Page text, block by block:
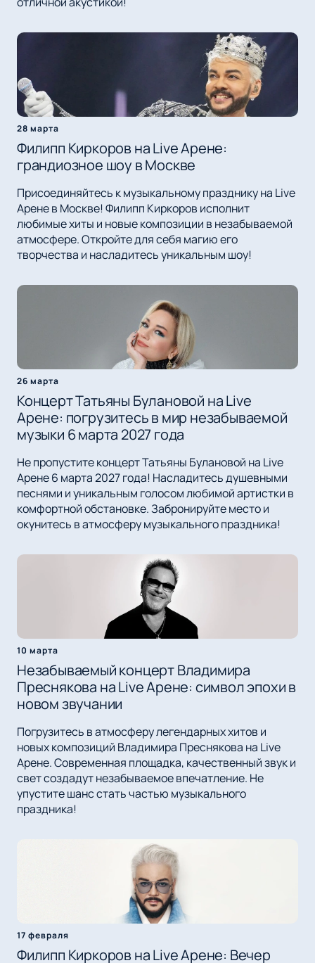
28 марта
Филипп Киркоров на Live Арене:
грандиозное шоу в Москве
Присоединяйтесь к музыкальному празднику на Live
Арене в Москве! Филипп Киркоров исполнит
любимые хиты и новые композиции в незабываемой
атмосфере. Откройте для себя магию его
творчества и насладитесь уникальным шоу!
26 марта
Концерт Татьяны Булановой на Live
Арене: погрузитесь в мир незабываемой
музыки 6 марта 2027 года
Не пропустите концерт Татьяны Булановой на Live
Арене 6 марта 2027 года! Насладитесь душевными
песнями и уникальным голосом любимой артистки в
комфортной обстановке. Забронируйте место и
окунитесь в атмосферу музыкального праздника!
10 марта
Незабываемый концерт Владимира
Преснякова на Live Арене: символ эпохи в
новом звучании
Погрузитесь в атмосферу легендарных хитов и
новых композиций Владимира Преснякова на Live
Арене. Современная площадка, качественный звук и
свет создадут незабываемое впечатление. Не
упустите шанс стать частью музыкального
праздника!
17 февраля
Филипп Киркоров на Live Арене: Вечер